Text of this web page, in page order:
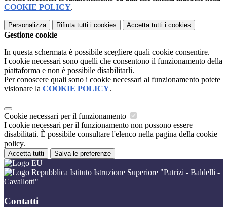
COOKIE POLICY.
Personalizza Rifiuta tutti i cookies Accetta tutti i cookies
Gestione cookie
In questa schermata è possibile scegliere quali cookie consentire.
I cookie necessari sono quelli che consentono il funzionamento della
piattaforma e non è possibile disabilitarli.
Per conoscere quali sono i cookie necessari al funzionamento potete
visionare la COOKIE POLICY.
Cookie necessari per il funzionamento
I cookie necessari per il funzionamento non possono essere
disabilitati. È possibile consultare l'elenco nella pagina della cookie
policy.
Accetta tutti Salva le preferenze
Istituto Istruzione Superiore "Patrizi - Baldelli -
Cavallotti"
Contatti